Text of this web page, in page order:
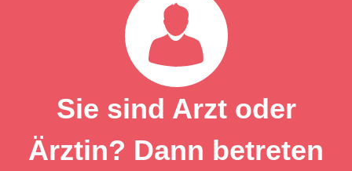
Sie sind Arzt oder
Ärztin? Dann betreten